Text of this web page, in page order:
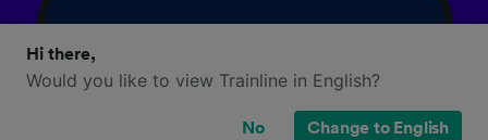
Hi there,
Would you like to view Trainline in English?
No Change to English